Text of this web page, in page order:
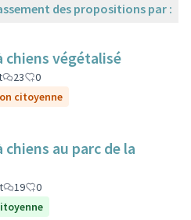
des propositions par :
chiens végétalisé
23
0
citoyenne
au parc de la
19
0